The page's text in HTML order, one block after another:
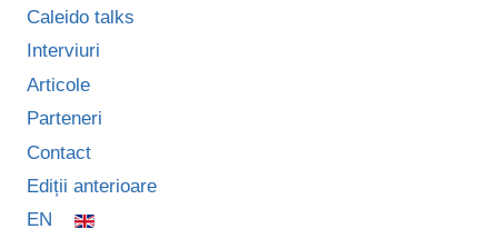
Caleido talks
Interviuri
Articole
Parteneri
Contact
Ediții anterioare
EN